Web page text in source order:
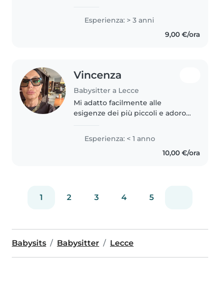
esperienza come babysitter,
prendendomi cura di bambini da
meno di un anno fino ai 12 anni...
Esperienza: > 3 anni
9,00 €/ora
Vincenza
Babysitter a Lecce
Mi adatto facilmente alle
esigenze dei più piccoli e adoro
loro. Diplomato in scuola
elementare, sono paziente e
tranquillo: ideale per accudire il..
Esperienza: < 1 anno
10,00 €/ora
1 2 3 4 5
Babysits Babysitter Lecce